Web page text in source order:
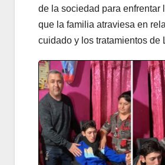
de la sociedad para enfrentar
que la familia atraviesa en
cuidado y los tratamientos de